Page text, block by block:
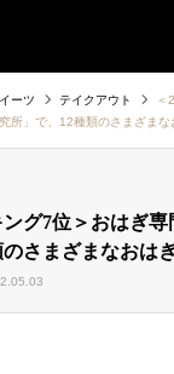
ーツ テイクアウト
＜
所」で、12種類のさまざまな
ング7位＞おはぎ
さまざまなおは